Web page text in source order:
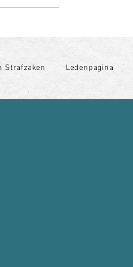
Strafzaken Ledenpagina